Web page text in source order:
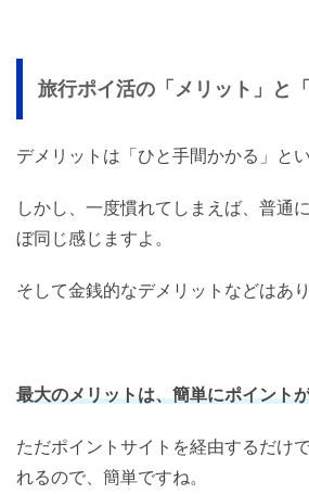
旅行ポイ活の「メリット」と
デメリットは「ひと手間かかる」とい
しかし、一度慣れてしまえば、普通
ぼ同じ感じますよ。
そして金銭的なデメリットなどはあ
最大のメリットは、簡単にポイント
ただポイントサイトを経由するだけ
れるので、簡単ですね。